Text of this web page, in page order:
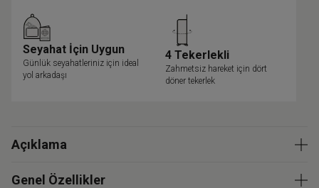
Seyahat İçin Uygun
Günlük seyahatleriniz için ideal
yol arkadaşı
4 Tekerlekli
Zahmetsiz hareket için dört
döner tekerlek
Açıklama
Genel Özellikler